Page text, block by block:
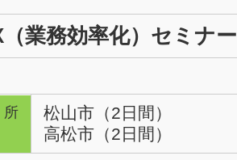
業務効率化）セミナー
松山市（2日間）
高松市（2日間）